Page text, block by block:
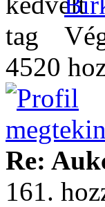
4520
Re:
161.